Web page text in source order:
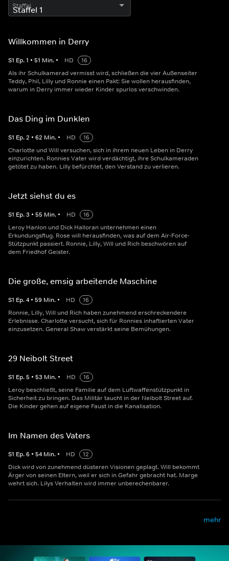
Staffel
Willkommen in Derry
S1 Ep.1 • 51 Min. • HD
16
Als ihr Schulkamerad vermisst wird, schließen die vier Außenseiter
Teddy, Phil, Lilly und Ronnie einen Pakt: Sie wollen herausfinden,
warum in Derry immer wieder Kinder spurlos verschwinden.
Das Ding im Dunklen
S1 Ep.2 • 62 Min. • HD
16
Charlotte und Will versuchen, sich in ihrem neuen Leben in Derry
einzurichten. Ronnies Vater wird verdächtigt, ihre Schulkameraden
getötet zu haben. Lilly befürchtet, den Verstand zu verlieren.
Jetzt siehst du es
S1 Ep.3 • 55 Min. • HD
16
Leroy Hanlon und Dick Halloran unternehmen einen
Erkundungsflug. Rose will herausfinden, was auf dem Air-Force-
Stützpunkt passiert. Ronnie, Lilly, Will und Rich beschwören auf
dem Friedhof Geister.
Die große, emsig arbeitende Maschine
S1 Ep.4 • 59 Min. • HD
16
Ronnie, Lilly, Will und Rich haben zunehmend erschreckendere
Erlebnisse. Charlotte versucht, sich für Ronnies inhaftierten Vater
einzusetzen. General Shaw verstärkt seine Bemühungen.
29 Neibolt Street
S1 Ep.5 • 53 Min. • HD
16
Leroy beschließt, seine Familie auf dem Luftwaffenstützpunkt in
Sicherheit zu bringen. Das Militär taucht in der Neibolt Street auf.
Die Kinder gehen auf eigene Faust in die Kanalisation.
Im Namen des Vaters
S1 Ep.6 • 54 Min. • HD
12
Dick wird von zunehmend düsteren Visionen geplagt. Will bekommt
Ärger von seinen Eltern, weil er sich in Gefahr gebracht hat. Marge
wehrt sich. Lilys Verhalten wird immer unberechenbarer.
mehr